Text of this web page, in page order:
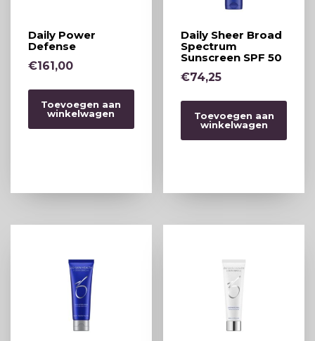
Daily Power
Defense
€161,00
Toevoegen aan
winkelwagen
Daily Sheer Broad
Spectrum
Sunscreen SPF 50
€74,25
Toevoegen aan
winkelwagen